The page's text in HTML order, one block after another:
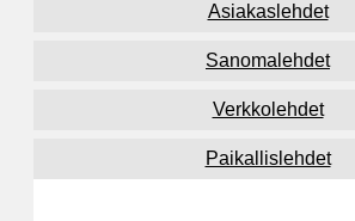
Asiakaslehdet
Sanomalehdet
Verkkolehdet
Paikallislehdet